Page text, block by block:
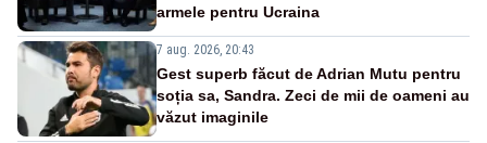
armele pentru Ucraina
7 aug. 2026, 20:43
Gest superb făcut de Adrian Mutu pentru
soția sa, Sandra. Zeci de mii de oameni au
văzut imaginile